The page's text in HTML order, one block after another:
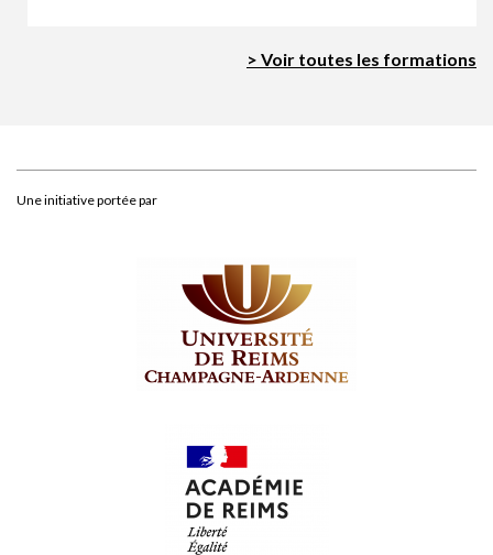
> Voir toutes les formations
Une initiative portée par